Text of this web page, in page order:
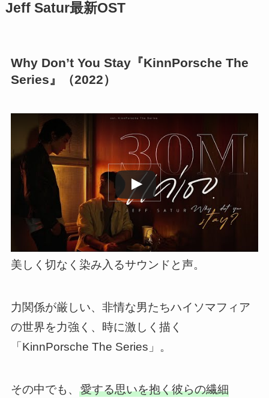
Jeff Satur最新OST
Why Don’t You Stay『KinnPorsche The
Series』（2022）
この動画を YouTube で視聴
美しく切なく染み入るサウンドと声。
力関係が厳しい、非情な男たちハイソマフィア
の世界を力強く、時に激しく描く
「KinnPorsche The Series」。
その中でも、 愛する思いを抱く彼らの繊細